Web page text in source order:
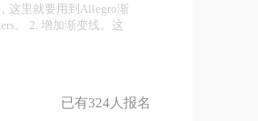
这里就要用到Allegro渐
。 2. 增加渐变线。这
已有324人报名